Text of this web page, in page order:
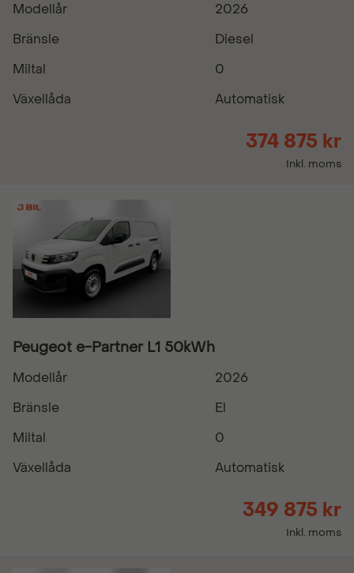
Modellår
2026
Bränsle
Diesel
Miltal
0
Växellåda
Automatisk
374 875 kr
Inkl. moms
Peugeot e-Partner L1 50kWh
Modellår
2026
Bränsle
El
Miltal
0
Växellåda
Automatisk
349 875 kr
Inkl. moms